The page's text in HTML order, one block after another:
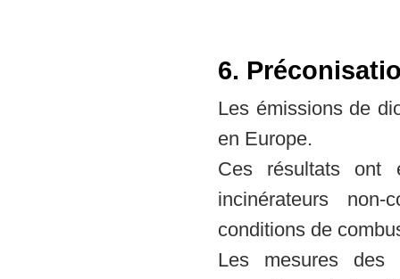
6.
Les émissions de
en Europe.
Ces résultats ont
incinérateurs
conditions de
Les mesures des